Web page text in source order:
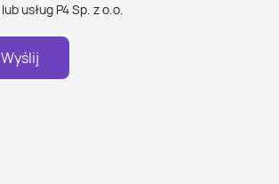
lub usług P4 Sp. z o.o.
Wyślij